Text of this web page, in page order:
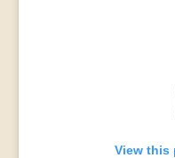
View this